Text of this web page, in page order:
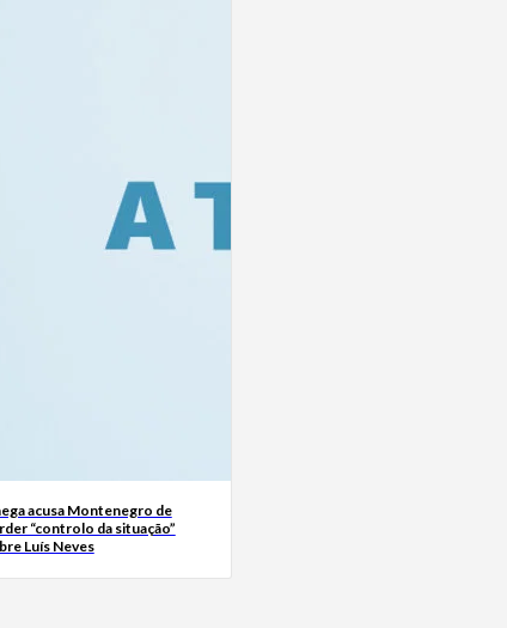
acusa Montenegro de
“controlo da situação”
Luís Neves